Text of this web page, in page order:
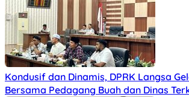
Kondusif dan Dinamis, DPRK Langsa
Bersama Pedagang Buah dan Dinas